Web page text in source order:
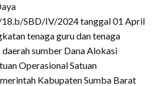
SBD/IV/2024 tanggal 01 April
tenaga guru dan tenaga
sumber Dana Alokasi
Operasional Satuan
Kabupaten Sumba Barat